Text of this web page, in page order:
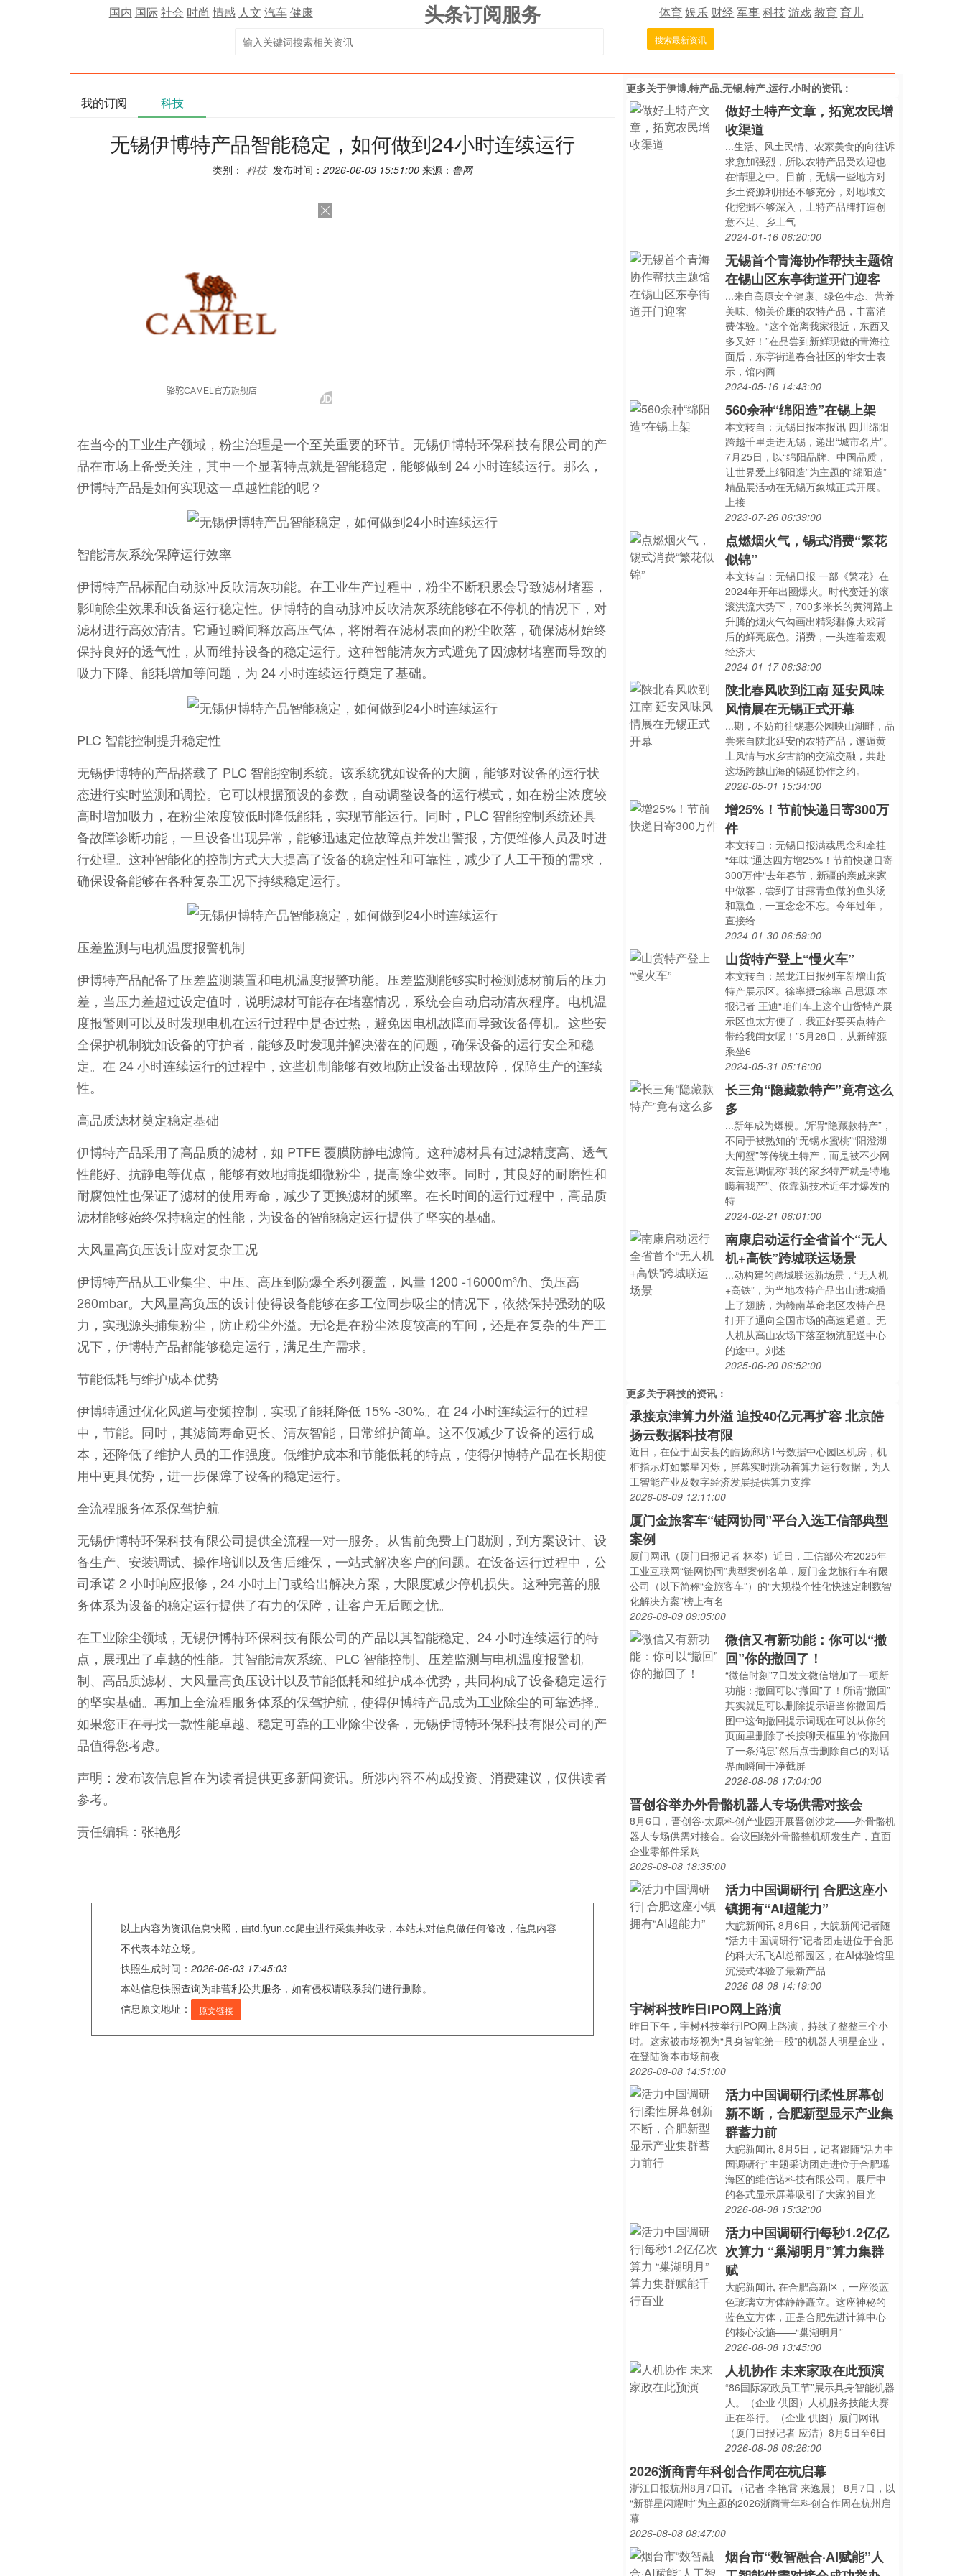
国内 国际社会 时尚 情感 人文 汽车健康 头条订阅服务 体育娱乐 财经军事科技游戏教育育儿
搜索最新资讯
我的订阅 科技
无锡伊博特产品智能稳定，如何做到24小时连续运行
类别： 科技 发布时间： 2026-06-03 15:51:00 来源： 鲁网
在当今的工业生产领域，粉尘治理是一个至关重要的环节。无锡伊博特环保科技有限公司的产
品在市场上备受关注，其中一个显著特点就是智能稳定，能够做到 24 小时连续运行。那么，
伊博特产品是如何实现这一卓越性能的呢？
智能清灰系统保障运行效率
伊博特产品标配自动脉冲反吹清灰功能。在工业生产过程中，粉尘不断积累会导致滤材堵塞，
影响除尘效果和设备运行稳定性。伊博特的自动脉冲反吹清灰系统能够在不停机的情况下，对
滤材进行高效清洁。它通过瞬间释放高压气体，将附着在滤材表面的粉尘吹落，确保滤材始终
保持良好的透气性，从而维持设备的稳定运行。这种智能清灰方式避免了因滤材堵塞而导致的
吸力下降、能耗增加等问题，为 24 小时连续运行奠定了基础。
PLC 智能控制提升稳定性
无锡伊博特的产品搭载了 PLC 智能控制系统。该系统犹如设备的大脑，能够对设备的运行状
态进行实时监测和调控。它可以根据预设的参数，自动调整设备的运行模式，如在粉尘浓度较
高时增加吸力，在粉尘浓度较低时降低能耗，实现节能运行。同时，PLC 智能控制系统还具
备故障诊断功能，一旦设备出现异常，能够迅速定位故障点并发出警报，方便维修人员及时进
行处理。这种智能化的控制方式大大提高了设备的稳定性和可靠性，减少了人工干预的需求，
确保设备能够在各种复杂工况下持续稳定运行。
压差监测与电机温度报警机制
伊博特产品配备了压差监测装置和电机温度报警功能。压差监测能够实时检测滤材前后的压力
差，当压力差超过设定值时，说明滤材可能存在堵塞情况，系统会自动启动清灰程序。电机温
度报警则可以及时发现电机在运行过程中是否过热，避免因电机故障而导致设备停机。这些安
全保护机制犹如设备的守护者，能够及时发现并解决潜在的问题，确保设备的运行安全和稳
定。在 24 小时连续运行的过程中，这些机制能够有效地防止设备出现故障，保障生产的连续
性。
高品质滤材奠定稳定基础
伊博特产品采用了高品质的滤材，如 PTFE 覆膜防静电滤筒。这种滤材具有过滤精度高、透气
性能好、抗静电等优点，能够有效地捕捉细微粉尘，提高除尘效率。同时，其良好的耐磨性和
耐腐蚀性也保证了滤材的使用寿命，减少了更换滤材的频率。在长时间的运行过程中，高品质
滤材能够始终保持稳定的性能，为设备的智能稳定运行提供了坚实的基础。
大风量高负压设计应对复杂工况
伊博特产品从工业集尘、中压、高压到防爆全系列覆盖，风量 1200 -16000m³/h、负压高
260mbar。大风量高负压的设计使得设备能够在多工位同步吸尘的情况下，依然保持强劲的吸
力，实现源头捕集粉尘，防止粉尘外溢。无论是在粉尘浓度较高的车间，还是在复杂的生产工
况下，伊博特产品都能够稳定运行，满足生产需求。
节能低耗与维护成本优势
伊博特通过优化风道与变频控制，实现了能耗降低 15% -30%。在 24 小时连续运行的过程
中，节能。同时，其滤筒寿命更长、清灰智能，日常维护简单。这不仅减少了设备的运行成
本，还降低了维护人员的工作强度。低维护成本和节能低耗的特点，使得伊博特产品在长期使
用中更具优势，进一步保障了设备的稳定运行。
全流程服务体系保驾护航
无锡伊博特环保科技有限公司提供全流程一对一服务。从售前免费上门勘测，到方案设计、设
备生产、安装调试、操作培训以及售后维保，一站式解决客户的问题。在设备运行过程中，公
司承诺 2 小时响应报修，24 小时上门或给出解决方案，大限度减少停机损失。这种完善的服
务体系为设备的稳定运行提供了有力的保障，让客户无后顾之忧。
在工业除尘领域，无锡伊博特环保科技有限公司的产品以其智能稳定、24 小时连续运行的特
点，展现出了卓越的性能。其智能清灰系统、PLC 智能控制、压差监测与电机温度报警机
制、高品质滤材、大风量高负压设计以及节能低耗和维护成本优势，共同构成了设备稳定运行
的坚实基础。再加上全流程服务体系的保驾护航，使得伊博特产品成为工业除尘的可靠选择。
如果您正在寻找一款性能卓越、稳定可靠的工业除尘设备，无锡伊博特环保科技有限公司的产
品值得您考虑。
声明：发布该信息旨在为读者提供更多新闻资讯。所涉内容不构成投资、消费建议，仅供读者
参考。
责任编辑：张艳彤
以上内容为资讯信息快照，由td.fyun.cc爬虫进行采集并收录，本站未对信息做任何修改，信息内容
不代表本站立场。
快照生成时间： 2026-06-03 17:45:03
本站信息快照查询为非营利公共服务，如有侵权请联系我们进行删除。
信息原文地址：
原文链接
更多关于伊博,特产品,无锡,特产,运行,小时的资讯：
做好土特产文章，拓宽农民增
收渠道
...生活、风土民情、农家美食的向往诉
求愈加强烈，所以农特产品受欢迎也
在情理之中。目前，无锡一些地方对
乡土资源利用还不够充分，对地域文
化挖掘不够深入，土特产品牌打造创
意不足、乡土气
2024-01-16 06:20:00
无锡首个青海协作帮扶主题馆
在锡山区东亭街道开门迎客
...来自高原安全健康、绿色生态、营养
美味、物美价廉的农特产品，丰富消
费体验。“这个馆离我家很近，东西又
多又好！”在品尝到新鲜现做的青海拉
面后，东亭街道春合社区的华女士表
示，馆内商
2024-05-16 14:43:00
560余种“绵阳造”在锡上架
本文转自：无锡日报本报讯 四川绵阳
跨越千里走进无锡，递出“城市名片”。
7月25日，以“绵阳品牌、中国品质，
让世界爱上绵阳造”为主题的“绵阳造”
精品展活动在无锡万象城正式开展。
上接
2023-07-26 06:39:00
点燃烟火气，锡式消费“繁花
似锦”
本文转自：无锡日报 一部《繁花》在
2024年开年出圈爆火。时代变迁的滚
滚洪流大势下，700多米长的黄河路上
升腾的烟火气勾画出精彩群像大戏背
后的鲜亮底色。消费，一头连着宏观
经济大
2024-01-17 06:38:00
陕北春风吹到江南 延安风味
风情展在无锡正式开幕
...期，不妨前往锡惠公园映山湖畔，品
尝来自陕北延安的农特产品，邂逅黄
土风情与水乡古韵的交流交融，共赴
这场跨越山海的锡延协作之约。
2026-05-01 15:34:00
增25%！节前快递日寄300万
件
本文转自：无锡日报满载思念和牵挂
“年味”通达四方增25%！节前快递日寄
300万件“去年春节，新疆的亲戚来家
中做客，尝到了甘露青鱼做的鱼头汤
和熏鱼，一直念念不忘。今年过年，
直接给
2024-01-30 06:59:00
山货特产登上“慢火车”
本文转自：黑龙江日报列车新增山货
特产展示区。徐率摄□徐率 吕思源 本
报记者 王迪“咱们车上这个山货特产展
示区也太方便了，我正好要买点特产
带给我闺女呢！”5月28日，从新绰源
乘坐6
2024-05-31 05:16:00
长三角“隐藏款特产”竟有这么
多
...新年成为爆梗。所谓“隐藏款特产”，
不同于被熟知的“无锡水蜜桃”“阳澄湖
大闸蟹”等传统土特产，而是被不少网
友善意调侃称“我的家乡特产就是特地
瞒着我产”、依靠新技术近年才爆发的
特
2024-02-21 06:01:00
南康启动运行全省首个“无人
机+高铁”跨城联运场景
...动构建的跨城联运新场景，“无人机
+高铁”，为当地农特产品出山进城插
上了翅膀，为赣南革命老区农特产品
打开了通向全国市场的高速通道。无
人机从高山农场下落至物流配送中心
的途中。刘述
2025-06-20 06:52:00
更多关于科技的资讯：
承接京津算力外溢 追投40亿元再扩容 北京皓
扬云数据科技有限
近日，在位于固安县的皓扬廊坊1号数据中心园区机房，机
柜指示灯如繁星闪烁，屏幕实时跳动着算力运行数据，为人
工智能产业及数字经济发展提供算力支撑
2026-08-09 12:11:00
厦门金旅客车“链网协同”平台入选工信部典型
案例
厦门网讯（厦门日报记者 林岑）近日，工信部公布2025年
工业互联网“链网协同”典型案例名单，厦门金龙旅行车有限
公司（以下简称“金旅客车”）的“大规模个性化快速定制数智
化解决方案”榜上有名
2026-08-09 09:05:00
微信又有新功能：你可以“撤
回”你的撤回了！
“微信时刻”7日发文微信增加了一项新
功能：撤回可以“撤回”了！所谓“撤回”
其实就是可以删除提示语当你撤回后
图中这句撤回提示词现在可以从你的
页面里删除了长按聊天框里的“你撤回
了一条消息”然后点击删除自己的对话
界面瞬间干净截屏
2026-08-08 17:04:00
晋创谷举办外骨骼机器人专场供需对接会
8月6日，晋创谷·太原科创产业园开展晋创沙龙——外骨骼机
器人专场供需对接会。会议围绕外骨骼整机研发生产，直面
企业零部件采购
2026-08-08 18:35:00
活力中国调研行| 合肥这座小
镇拥有“AI超能力”
大皖新闻讯 8月6日，大皖新闻记者随
“活力中国调研行”记者团走进位于合肥
的科大讯飞AI总部园区，在AI体验馆里
沉浸式体验了最新产品
2026-08-08 14:19:00
宇树科技昨日IPO网上路演
昨日下午，宇树科技举行IPO网上路演，持续了整整三个小
时。这家被市场视为“具身智能第一股”的机器人明星企业，
在登陆资本市场前夜
2026-08-08 14:51:00
活力中国调研行|柔性屏幕创
新不断，合肥新型显示产业集
群蓄力前
大皖新闻讯 8月5日，记者跟随“活力中
国调研行”主题采访团走进位于合肥瑶
海区的维信诺科技有限公司。展厅中
的各式显示屏幕吸引了大家的目光
2026-08-08 15:32:00
活力中国调研行|每秒1.2亿亿
次算力 “巢湖明月”算力集群
赋
大皖新闻讯 在合肥高新区，一座淡蓝
色玻璃立方体静静矗立。这座神秘的
蓝色立方体，正是合肥先进计算中心
的核心设施——“巢湖明月”
2026-08-08 13:45:00
人机协作 未来家政在此预演
“86国际家政员工节”展示具身智能机器
人。（企业 供图）人机服务技能大赛
正在举行。（企业 供图）厦门网讯
（厦门日报记者 应洁）8月5日至6日
2026-08-08 08:26:00
2026浙商青年科创合作周在杭启幕
浙江日报杭州8月7日讯 （记者 李艳霄 来逸晨） 8月7日，以
“新群星闪耀时”为主题的2026浙商青年科创合作周在杭州启
幕
2026-08-08 08:47:00
烟台市“数智融合·AI赋能”人